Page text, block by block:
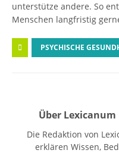
unterstütze andere. So
Menschen langfristig
PSYCHISCHE
Über
Die Redaktion von
erklären Wissen,